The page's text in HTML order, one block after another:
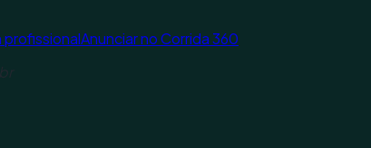
profissionalAnunciar no Corrida 360